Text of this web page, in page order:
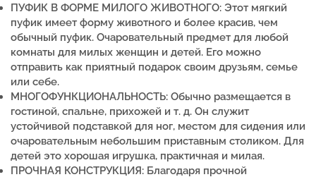
ПУФИК В ФОРМЕ МИЛОГО ЖИВОТНОГО: Этот мягкий
пуфик имеет форму животного и более красив, чем
обычный пуфик. Очаровательный предмет для любой
комнаты для милых женщин и детей. Его можно
отправить как приятный подарок своим друзьям, семье
или себе.
МНОГОФУНКЦИОНАЛЬНОСТЬ: Обычно размещается в
гостиной, спальне, прихожей и т. д. Он служит
устойчивой подставкой для ног, местом для сидения или
очаровательным небольшим приставным столиком. Для
детей это хорошая игрушка, практичная и милая.
ПРОЧНАЯ КОНСТРУКЦИЯ: Благодаря прочной